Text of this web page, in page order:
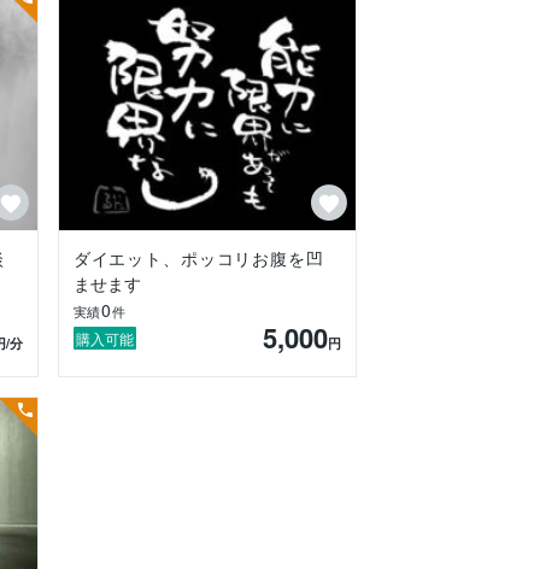
/分
ダイエット、ポッコリお腹を凹
ませます
実績0件
購入可能 5,000円